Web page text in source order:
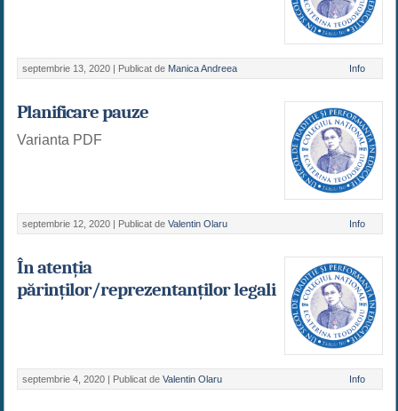
septembrie 13, 2020 | Publicat de Manica Andreea Info
Planificare pauze
Varianta PDF
septembrie 12, 2020 | Publicat de Valentin Olaru Info
În atenția
părinților/reprezentanților legali
septembrie 4, 2020 | Publicat de Valentin Olaru Info